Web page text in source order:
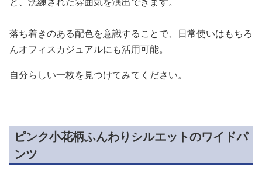
落ち着きのある配色を意識することで、日常使いはもちろ
んオフィスカジュアルにも活用可能。
自分らしい一枚を見つけてみてください。
ピンク小花柄ふんわりシルエットのワイドパ
ンツ